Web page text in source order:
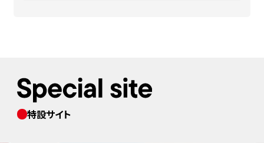
特設サイト